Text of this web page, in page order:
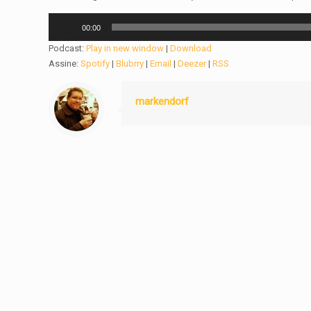
áudio
00:00
Podcast:Play in new window |Download
Assine:Spotify |Blubrry |Email |Deezer|RSS
markendorf